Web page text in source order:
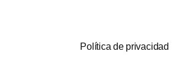
Política de privacidad